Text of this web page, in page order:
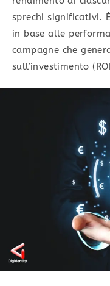
sprechi significativi.
in base alle
campagne che
sull’investimento